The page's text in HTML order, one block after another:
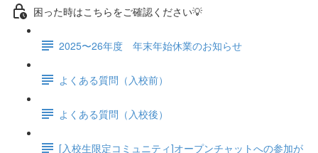
困った時はこちらをご確認ください💡
2025〜26年度 年末年始休業のお知らせ
よくある質問（入校前）
よくある質問（入校後）
[入校生限定コミュニティ]オープンチャットへの参加が